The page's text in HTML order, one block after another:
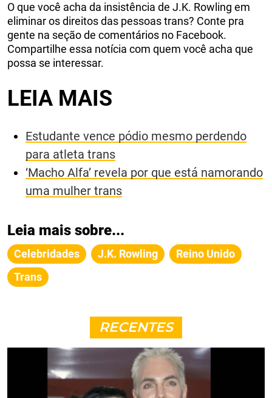
O que você acha da insistência de J.K. Rowling em
eliminar os direitos das pessoas trans? Conte pra
gente na seção de comentários no Facebook.
Compartilhe essa notícia com quem você acha que
possa se interessar.
LEIA MAIS
Estudante vence pódio mesmo perdendo
para atleta trans
‘Macho Alfa’ revela por que está namorando
uma mulher trans
Leia mais sobre...
Celebridades J.K. Rowling
Reino Unido
Trans
RECENTES